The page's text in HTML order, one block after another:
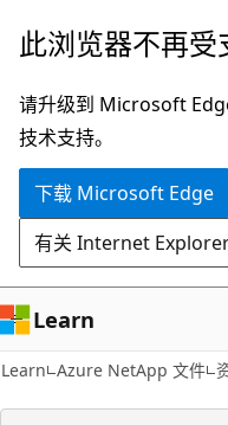
跳
主
要
内
跳
页
内
导
此浏览器不再受
请升级到 Microsoft
技术支持。
下载 Microsoft Edge
有关 Internet
Learn
Learn Azure NetApp 文件